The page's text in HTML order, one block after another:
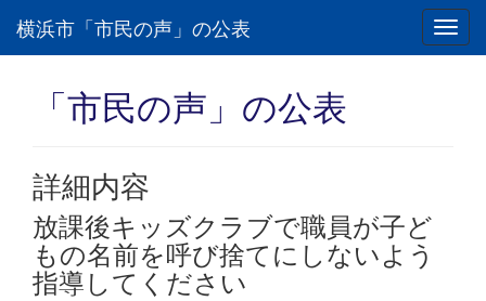
横浜市「市民の声」の公表
「市民の声」の公表
詳細内容
放課後キッズクラブで職員が子ど
もの名前を呼び捨てにしないよう
指導してください